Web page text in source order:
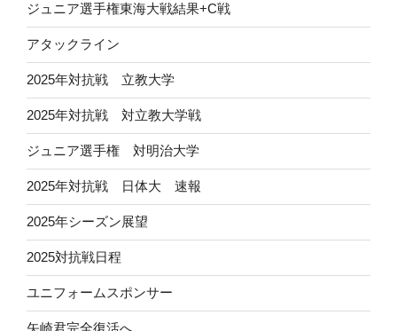
ジュニア選手権東海大戦結果+C戦
アタックライン
2025年対抗戦 立教大学
2025年対抗戦 対立教大学戦
ジュニア選手権 対明治大学
2025年対抗戦 日体大 速報
2025年シーズン展望
2025対抗戦日程
ユニフォームスポンサー